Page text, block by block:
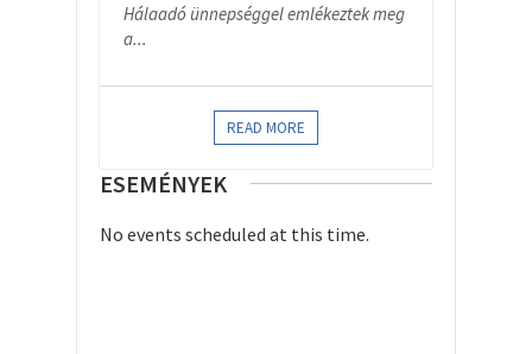
Hálaadó ünnepséggel emlékeztek meg
a...
READ MORE
ESEMÉNYEK
No events scheduled at this time.